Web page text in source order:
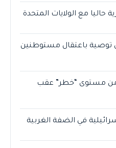
حاليا مع الولايات المتحدة
باعتقال مستوطنين
من مستوى “خطر” عقب